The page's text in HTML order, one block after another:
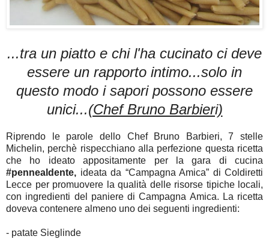
...tra un piatto e chi l'ha cucinato ci deve
essere un rapporto intimo...solo in
questo modo i sapori possono essere
unici...(Chef Bruno Barbieri)
Riprendo le parole dello Chef Bruno Barbieri, 7 stelle
Michelin, perchè rispecchiano alla perfezione questa ricetta
che ho ideato appositamente per la gara di cucina
#pennealdente, ideata da “Campagna Amica” di Coldiretti
Lecce per promuovere la qualità delle risorse tipiche locali,
con ingredienti del paniere di Campagna Amica. La ricetta
doveva contenere almeno uno dei seguenti ingredienti:
- patate Sieglinde